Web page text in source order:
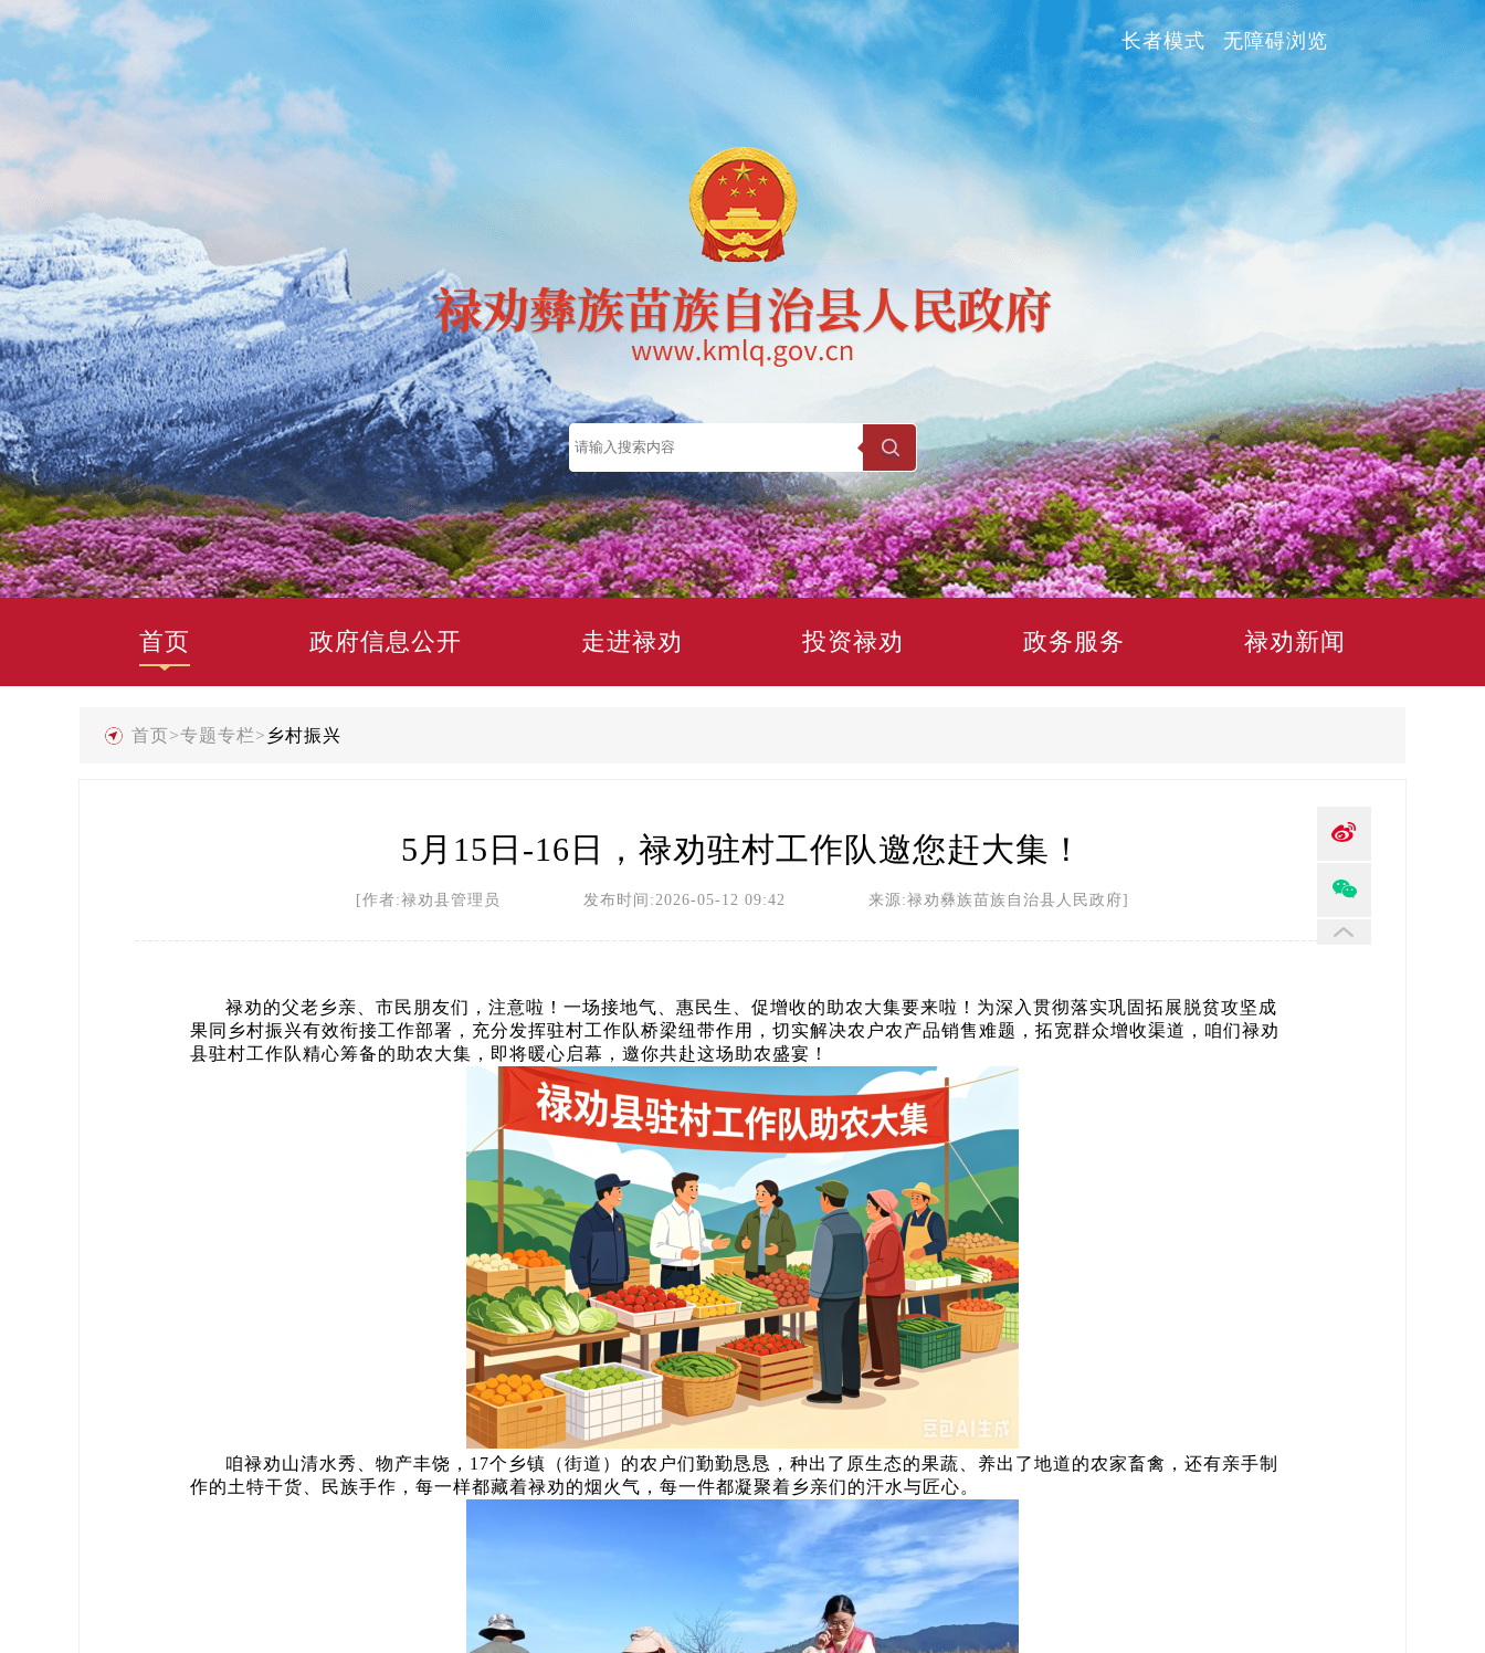
无障碍浏览
长者模式
首页 政府信息公开 走进禄劝 投资禄劝 政务服务 禄劝新闻
首页>专题专栏> 乡村振兴
5月15日-16日，禄劝驻村工作队邀您赶大集！
[作者:禄劝县管理员 发布时间:2026-05-12 09:42 来源:禄劝彝族苗族自治县人民政府]
禄劝的父老乡亲、市民朋友们，注意啦！一场接地气、惠民生、促增收的助农大集要来啦！为深入贯彻落实巩固拓展脱贫攻坚成
果同乡村振兴有效衔接工作部署，充分发挥驻村工作队桥梁纽带作用，切实解决农户农产品销售难题，拓宽群众增收渠道，咱们禄劝
县驻村工作队精心筹备的助农大集，即将暖心启幕，邀你共赴这场助农盛宴！
咱禄劝山清水秀、物产丰饶，17个乡镇（街道）的农户们勤勤恳恳，种出了原生态的果蔬、养出了地道的农家畜禽，还有亲手制
作的土特干货、民族手作，每一样都藏着禄劝的烟火气，每一件都凝聚着乡亲们的汗水与匠心。